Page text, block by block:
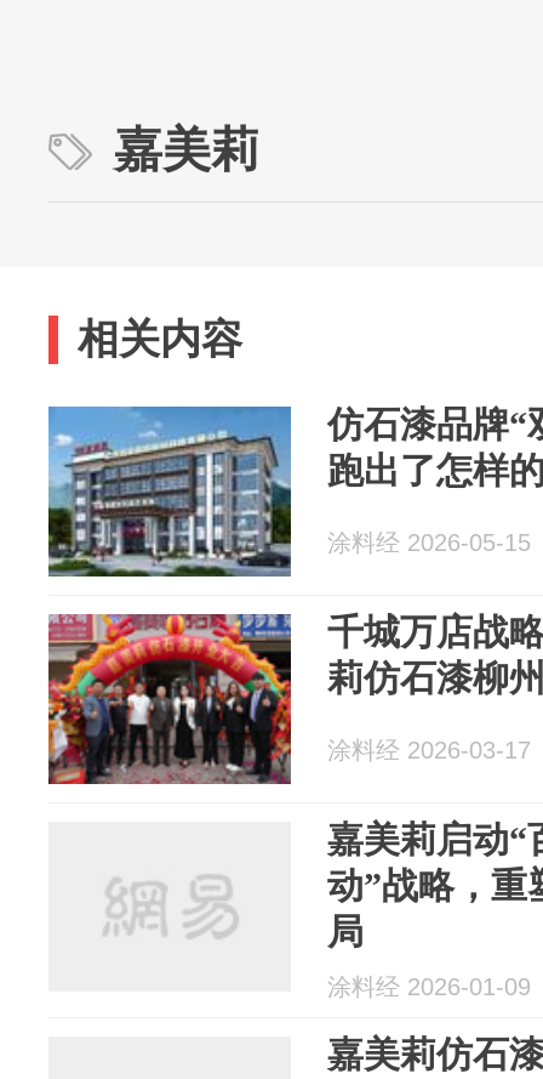
嘉美莉
相关内容
仿石漆品牌“
跑出了怎样
涂料经 2026-05-15
千城万店战
莉仿石漆柳
涂料经 2026-03-17
嘉美莉启动“
动”战略，重
局
涂料经 2026-01-09
嘉美莉仿石